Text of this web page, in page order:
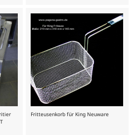
Fritteusenkorb für King Neuware